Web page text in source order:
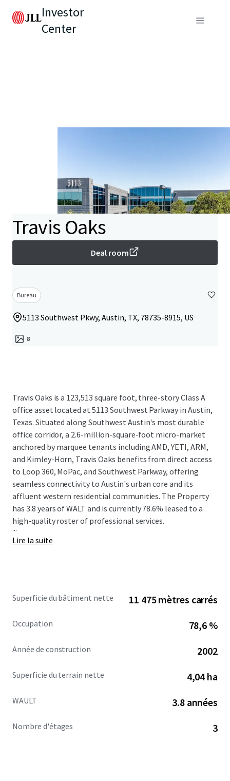
Investor
Center
Travis Oaks
Deal room
Bureau
5113 Southwest Pkwy, Austin, TX, 78735-8915, US
8
Travis Oaks is a 123,513 square foot, three-story Class A
office asset located at 5113 Southwest Parkway in Austin,
Texas. Situated along Southwest Austin's most durable
office corridor, a 2.6-million-square-foot micro-market
anchored by marquee tenants including AMD, YETI, ARM,
and Kimley-Horn, Travis Oaks benefits from direct access
to Loop 360, MoPac, and Southwest Parkway, offering
seamless connectivity to Austin's urban core and its
affluent western residential communities. The Property
has 3.8 years of WALT and is currently 78.6% leased to a
high-quality roster of professional services.
...
Lire la suite
Superficie du bâtiment nette 11 475 mètres carrés
Occupation 78,6 %
Année de construction 2002
Superficie du terrain nette 4,04 ha
WAULT 3.8 années
Nombre d'étages 3